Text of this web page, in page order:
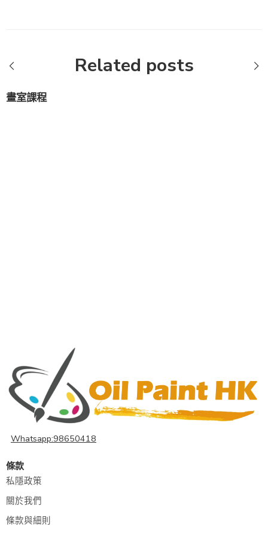
Related posts
畫室課程
Whatsapp:98650418
條款
私隱政策
關於我們
條款與細則